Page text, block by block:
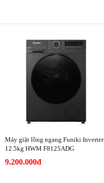
Máy giặt lồng ngang Funiki Inverter
12.5kg HWM F8125ADG
9.200.000đ